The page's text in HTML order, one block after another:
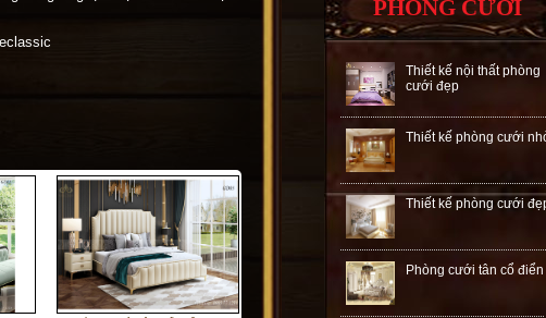
PHÒNG CƯỚI
Thiết kế nội thất phòng
cưới đẹp
Thiết kế phòng cưới
Thiết kế phòng cưới
Phòng cưới tân cổ điển